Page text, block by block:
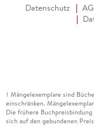
Datenschutz
1 Mängelexemplare sind
einschränken.
Die frühere
sich auf den gebundenen